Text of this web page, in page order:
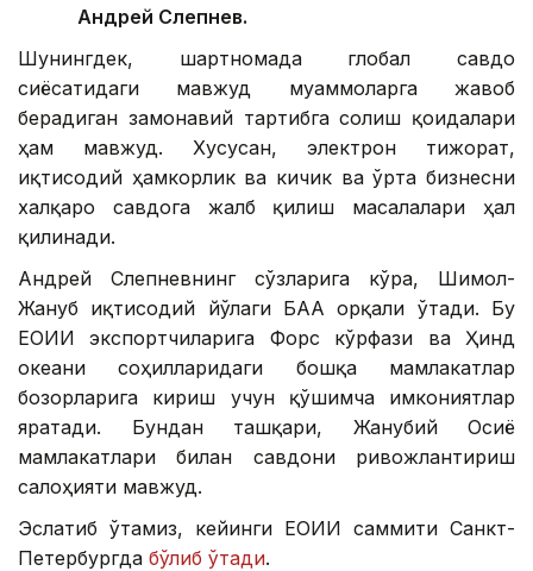
Андрей Слепнев.
Шунингдек, шартномада глобал савдо
сиёсатидаги мавжуд муаммоларга жавоб
берадиган замонавий тартибга солиш қоидалари
ҳам мавжуд. Хусусан, электрон тижорат,
иқтисодий ҳамкорлик ва кичик ва ўрта бизнесни
халқаро савдога жалб қилиш масалалари ҳал
қилинади.
Андрей Слепневнинг сўзларига кўра, Шимол-
Жануб иқтисодий йўлаги БАА орқали ўтади. Бу
ЕОИИ экспортчиларига Форс кўрфази ва Ҳинд
океани соҳилларидаги бошқа мамлакатлар
бозорларига кириш учун қўшимча имкониятлар
яратади. Бундан ташқари, Жанубий Осиё
мамлакатлари билан савдони ривожлантириш
салоҳияти мавжуд.
Эслатиб ўтамиз, кейинги ЕОИИ саммити Санкт-
Петербургда бўлиб ўтади.